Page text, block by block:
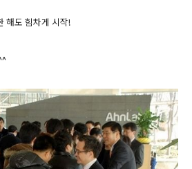
해도 힘차게 시작!